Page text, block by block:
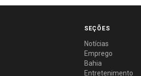
SEÇÕES
Notícias
Emprego
Bahia
Entretenimento